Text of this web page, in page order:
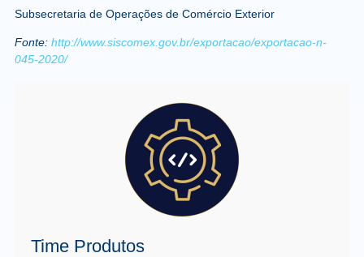
Subsecretaria de Operações de Comércio Exterior
Fonte: http://www.siscomex.gov.br/exportacao/exportacao-n-
045-2020/
Time Produtos